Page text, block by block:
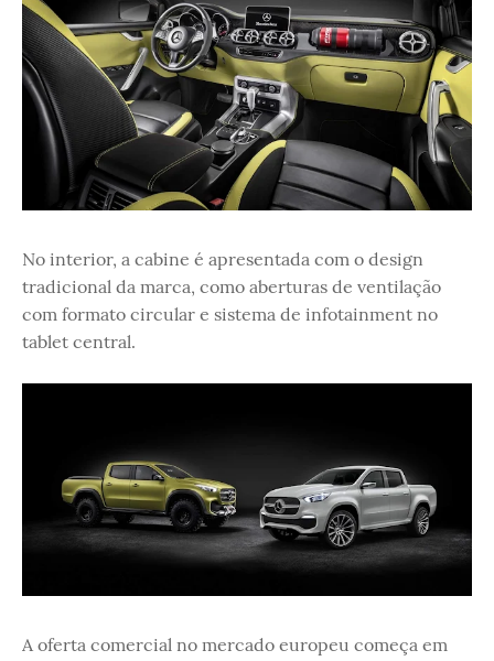
No interior, a cabine é apresentada com o design
tradicional da marca, como aberturas de ventilação
com formato circular e sistema de infotainment no
tablet central.
A oferta comercial no mercado europeu começa em